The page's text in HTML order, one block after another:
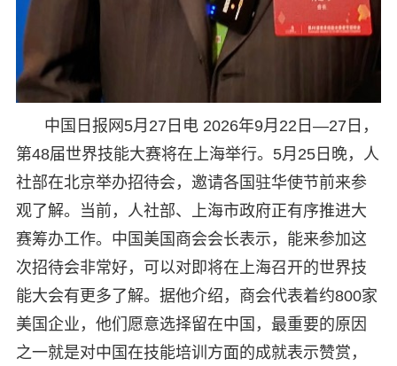
中国日报网5月27日电 2026年9月22日—27日，
第48届世界技能大赛将在上海举行。5月25日晚，人
社部在北京举办招待会，邀请各国驻华使节前来参
观了解。当前，人社部、上海市政府正有序推进大
赛筹办工作。中国美国商会会长表示，能来参加这
次招待会非常好，可以对即将在上海召开的世界技
能大会有更多了解。据他介绍，商会代表着约800家
美国企业，他们愿意选择留在中国，最重要的原因
之一就是对中国在技能培训方面的成就表示赞赏，